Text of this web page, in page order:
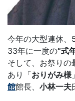
今年の大型連休、
33年に一度の“式
そして、お祭りの
あり「おりがみ様
館館長、 小林一夫